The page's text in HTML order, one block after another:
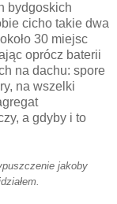
bydgoskich
cicho takie dwa
30 miejsc
oprócz baterii
na dachu: spore
na wszelki
a gdyby i to
jakoby